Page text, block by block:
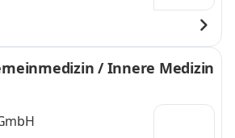
/ Innere Medizin